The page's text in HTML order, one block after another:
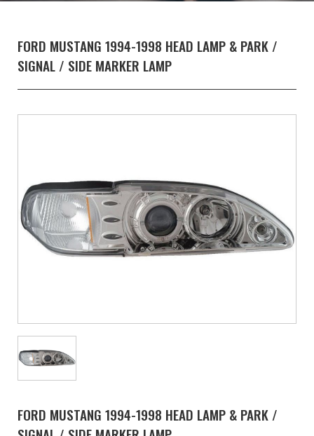
FORD MUSTANG 1994-1998 HEAD LAMP & PARK /
SIGNAL / SIDE MARKER LAMP
FORD MUSTANG 1994-1998 HEAD LAMP & PARK /